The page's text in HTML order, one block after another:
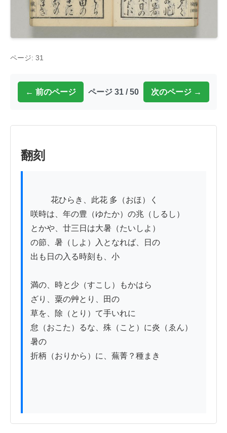
ページ: 31
← 前のページ ページ 31 / 50 次のページ →
翻刻
咲時は、年の豊（ゆたか）の兆（しるし）
とかや、廿三日は大暑（たいしよ）
の節、暑（しよ）入となれば、日の
出も日の入る時刻も、小
満の、時と少（すこし）もかはら
ざり、粟の艸とり、田の
草を、除（とり）て手いれに
怠（おこた）るな、殊（こと）に炎（ゑん）
暑の
折柄（おりから）に、蕪菁？種まき